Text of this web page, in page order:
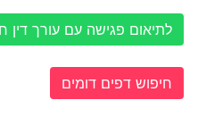
לתיאום פגישה עם עורך דין חייגו 077-
חיפוש דפים דומים